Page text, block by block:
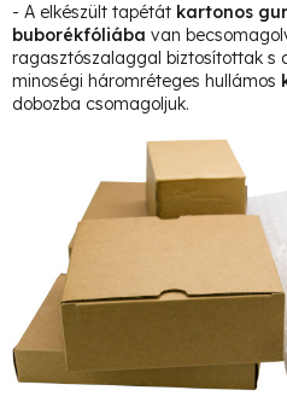
- A elkészült tapétát kartonos
buborékfóliába van
ragasztószalaggal biztosítottak s
minoségi háromréteges hullámos
dobozba csomagoljuk.